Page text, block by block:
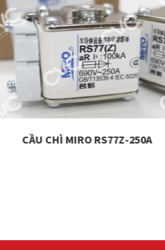
CẦU CHÌ MIRO RS77Z-250A